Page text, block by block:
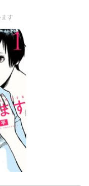
す